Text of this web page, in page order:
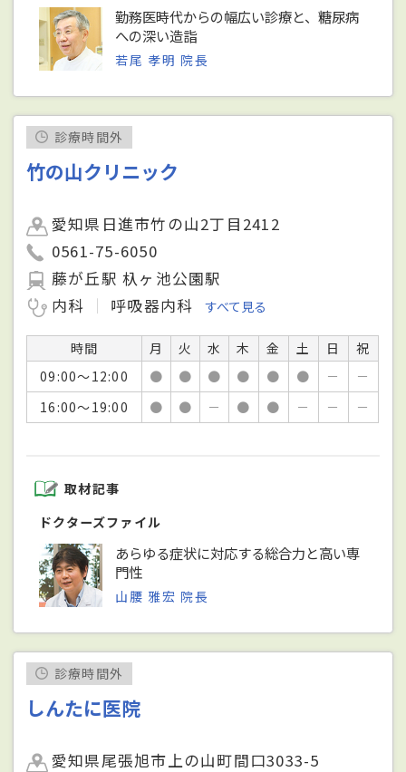
勤務医時代からの幅広い診療と、糖尿病
への深い造詣
若尾 孝明 院長
診療時間外
竹の山クリニック
愛知県日進市竹の山2丁目2412
0561-75-6050
藤が丘駅 杁ヶ池公園駅
内科
呼吸器内科 すべて見る
時間 月 火 水 木 金 土 日
祝
09:00～12:00
● ● ● ● ● ● －
－
16:00～19:00
● ● － ● ● － － －
取材記事
ドクターズファイル
あらゆる症状に対応する総合力と高い専
門性
山腰 雅宏 院長
診療時間外
しんたに医院
愛知県尾張旭市上の山町間口3033-5